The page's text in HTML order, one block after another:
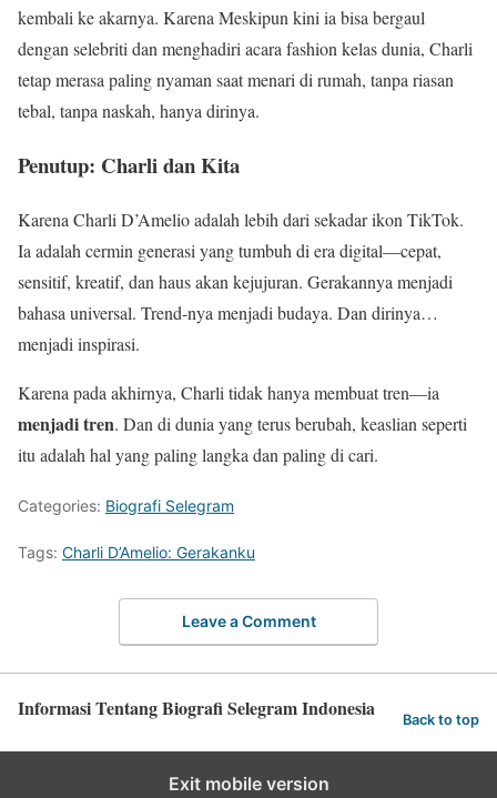
kembali ke akarnya. Karena Meskipun kini ia bisa bergaul
dengan selebriti dan menghadiri acara fashion kelas dunia, Charli
tetap merasa paling nyaman saat menari di rumah, tanpa riasan
tebal, tanpa naskah, hanya dirinya.
Penutup: Charli dan Kita
Karena Charli D’Amelio adalah lebih dari sekadar ikon TikTok.
Ia adalah cermin generasi yang tumbuh di era digital—cepat,
sensitif, kreatif, dan haus akan kejujuran. Gerakannya menjadi
bahasa universal. Trend-nya menjadi budaya. Dan dirinya…
menjadi inspirasi.
Karena pada akhirnya, Charli tidak hanya membuat tren—ia
menjadi tren. Dan di dunia yang terus berubah, keaslian seperti
itu adalah hal yang paling langka dan paling di cari.
Categories: Biografi Selegram
Tags: Charli D’Amelio: Gerakanku
Leave a Comment
Informasi Tentang Biografi Selegram Indonesia Back to top
Exit mobile version